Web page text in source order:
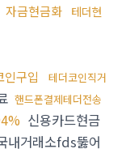
자금현금화 테더현
인구입
테더코인직거
핸드폰결제테더전송
신용카드현금
내거래소fds뚫어